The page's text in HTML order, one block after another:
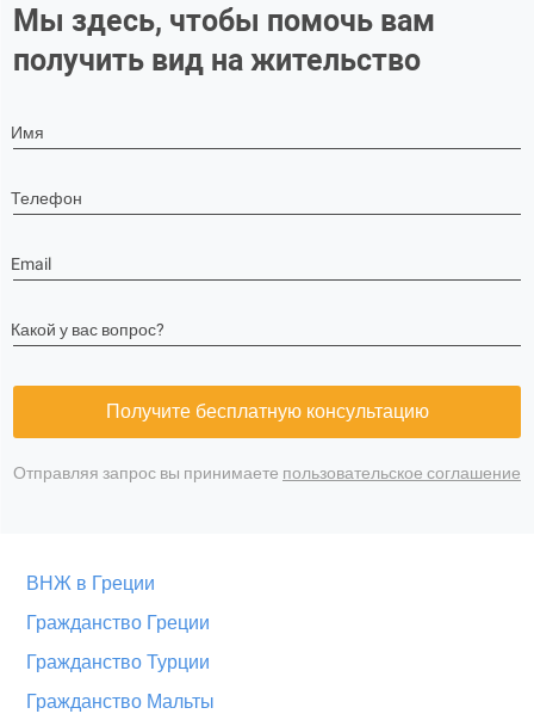
Мы здесь, чтобы помочь вам
получить вид на жительство
Имя
Телефон
Email
Какой у вас вопрос?
Получите бесплатную консультацию
Отправляя запрос вы принимаете пользовательское соглашение
ВНЖ в Греции
Гражданство Греции
Гражданство Турции
Гражданство Мальты